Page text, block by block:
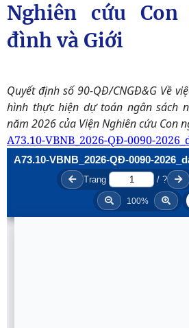
Nghiên cứu
đình và Giới
Quyết định số 90-QĐ/CNGĐ&G Về
hình thực hiện dự toán ngân sách
năm 2026 của Viện Nghiên cứu Con
A73.10-VBNB_2026-QĐ-0090-